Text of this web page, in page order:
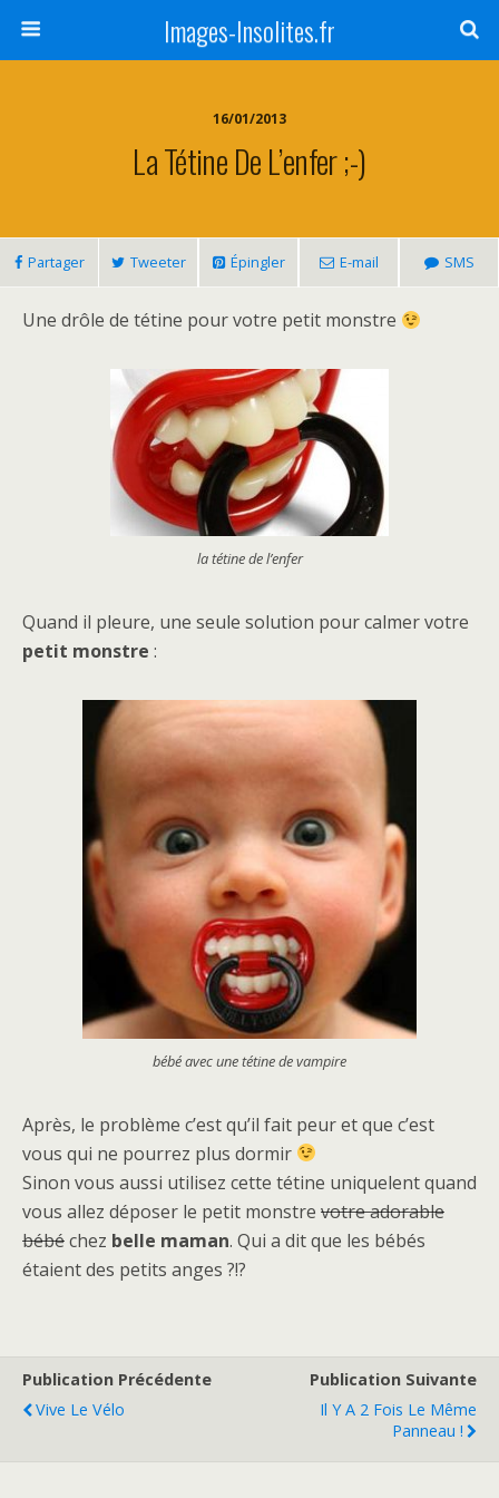
Images-Insolites.fr
16/01/2013
La Tétine De L’enfer ;-)
Partager Tweeter Épingler E-mail SMS
Une drôle de tétine pour votre petit monstre
la tétine de l’enfer
Quand il pleure, une seule solution pour calmer votre
petit monstre :
bébé avec une tétine de vampire
Après, le problème c’est qu’il fait peur et que c’est
vous qui ne pourrez plus dormir
Sinon vous aussi utilisez cette tétine uniquelent quand
vous allez déposer le petit monstre votre adorable
bébéchez belle maman. Qui a dit que les bébés
étaient des petits anges ?!?
Publication Précédente
Vive Le Vélo
Publication Suivante
Il Y A 2 Fois Le Même
Panneau !